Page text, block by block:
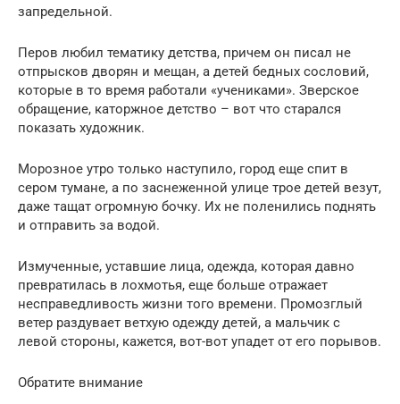
запредельной.
Перов любил тематику детства, причем он писал не
отпрысков дворян и мещан, а детей бедных сословий,
которые в то время работали «учениками». Зверское
обращение, каторжное детство – вот что старался
показать художник.
Морозное утро только наступило, город еще спит в
сером тумане, а по заснеженной улице трое детей везут,
даже тащат огромную бочку. Их не поленились поднять
и отправить за водой.
Измученные, уставшие лица, одежда, которая давно
превратилась в лохмотья, еще больше отражает
несправедливость жизни того времени. Промозглый
ветер раздувает ветхую одежду детей, а мальчик с
левой стороны, кажется, вот-вот упадет от его порывов.
Обратите внимание